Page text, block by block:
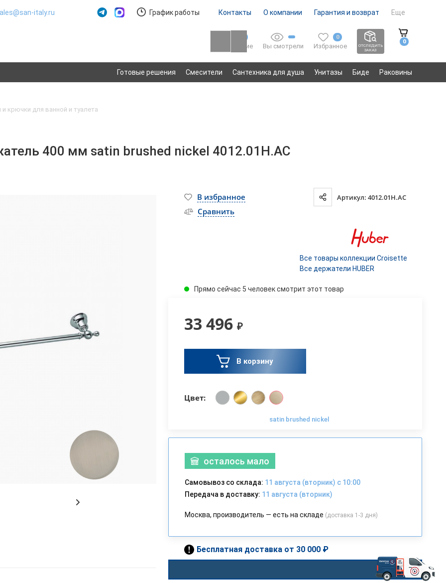
italy.ru График работы Контакты О компании Гарантия и возврат Еще
Сравнение Вы смотрели
0
Избранное
ОТСЛЕДИТЬ
ЗАКАЗ
0
Готовые решения Смесители Сантехника для душа Унитазы Биде Раковины
крючки для ванной и туалета
400 мм satin brushed nickel 4012.01H.AC
В избранное Артикул: 4012.01H.AC
Сравнить
Все товары коллекции Croisette
Все держатели HUBER
Прямо сейчас 5 человек смотрит этот товар
33 496 ₽
В корзину
Цвет:
satin brushed nickel
осталось мало
Самовывоз со склада: 11 августа (вторник) с 10:00
Передача в доставку: 11 августа (вторник)
Москва, производитель — есть на складе (доставка 1-3 дня)
Бесплатная доставка от 30 000 ₽